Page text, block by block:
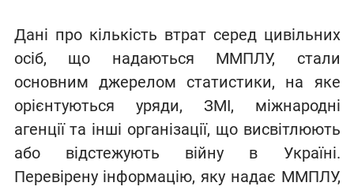
Дані про кількість втрат серед цивільних
осіб, що надаються ММПЛУ, стали
основним джерелом статистики, на яке
орієнтуються уряди, ЗМІ, міжнародні
агенції та інші організації, що висвітлюють
або відстежують війну в Україні.
Перевірену інформацію, яку надає ММПЛУ,